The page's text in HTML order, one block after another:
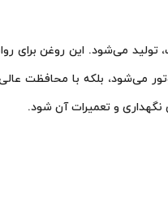
می‌شود، بلکه با محافظت